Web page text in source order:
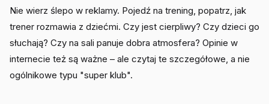
Nie wierz ślepo w reklamy. Pojedź na trening, popatrz, jak
trener rozmawia z dziećmi. Czy jest cierpliwy? Czy dzieci go
słuchają? Czy na sali panuje dobra atmosfera? Opinie w
internecie też są ważne – ale czytaj te szczegółowe, a nie
ogólnikowe typu "super klub".